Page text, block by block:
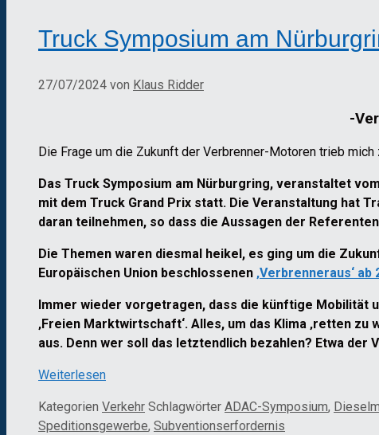
Truck Symposium am
27/07/2024 von Klaus Ridder
-
Die Frage um die Zukunft der Verbrenner-Motoren trieb
Das Truck Symposium am Nürburgring, veranstaltet
mit dem Truck Grand Prix statt. Die Veranstaltung hat
daran teilnehmen, so dass die Aussagen der
Die Themen waren diesmal heikel, es ging um die
Europäischen Union beschlossenen ‚Verbrenneraus‘ ab
Immer wieder vorgetragen, dass die künftige Mobilität
‚Freien Marktwirtschaft‘. Alles, um das Klima ‚retten
aus. Denn wer soll das letztendlich bezahlen? Etwa
Weiterlesen
Kategorien Verkehr Schlagwörter ADAC-Symposium,
Speditionsgewerbe, Subventionserfordernis